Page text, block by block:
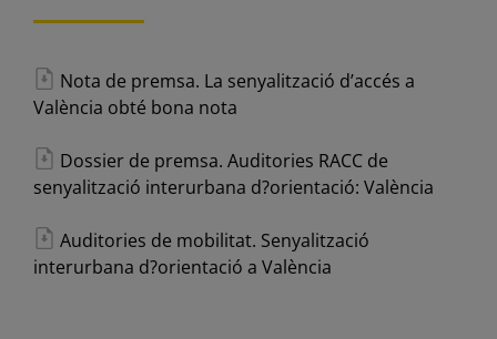
Nota de premsa. La senyalització d’accés a
València obté bona nota
Dossier de premsa. Auditories RACC de
senyalització interurbana d?orientació: València
Auditories de mobilitat. Senyalització
interurbana d?orientació a València